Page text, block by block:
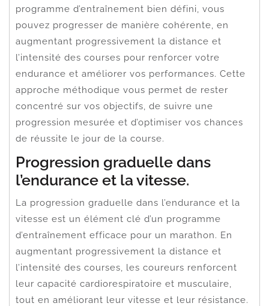
programme d’entraînement bien défini, vous
pouvez progresser de manière cohérente, en
augmentant progressivement la distance et
l’intensité des courses pour renforcer votre
endurance et améliorer vos performances. Cette
approche méthodique vous permet de rester
concentré sur vos objectifs, de suivre une
progression mesurée et d’optimiser vos chances
de réussite le jour de la course.
Progression graduelle dans
l’endurance et la vitesse.
La progression graduelle dans l’endurance et la
vitesse est un élément clé d’un programme
d’entraînement efficace pour un marathon. En
augmentant progressivement la distance et
l’intensité des courses, les coureurs renforcent
leur capacité cardiorespiratoire et musculaire,
tout en améliorant leur vitesse et leur résistance.